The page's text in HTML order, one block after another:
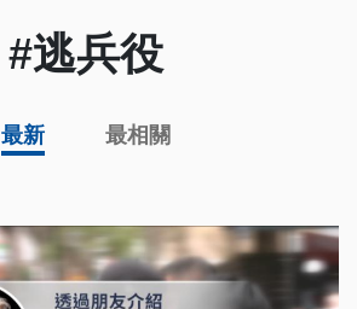
#逃兵役
最新 最相關